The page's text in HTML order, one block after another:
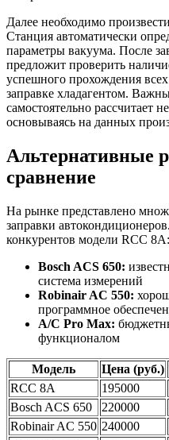
Далее необходимо
Станция автоматически
параметры вакуума. После
предложит проверить
успешного прохождения
заправке хладагентом.
самостоятельно рассчитает
основываясь на данных
Альтернативные
сравнение
На рынке представлено
заправки
конкурентов модели RCC 8A:
Bosch ACS 650:
система измерений
Robinair AC 550:
программное
A/C Pro Max:
функционалом
Модель Цена (руб.)
RCC 8A
195000
Bosch ACS 650
220000
Robinair AC 550 240000